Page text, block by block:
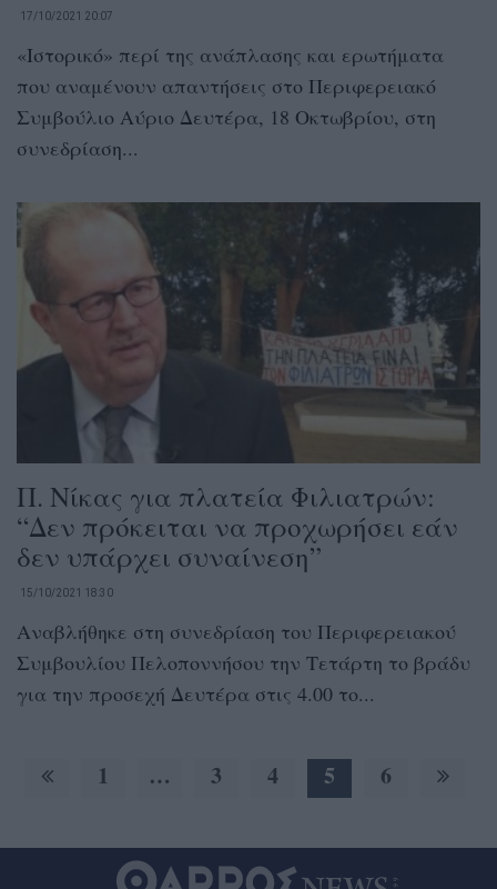
17/10/2021 20:07
«Ιστορικό» περί της ανάπλασης και ερωτήματα
που αναμένουν απαντήσεις στο Περιφερειακό
Συμβούλιο Αύριο Δευτέρα, 18 Οκτωβρίου, στη
συνεδρίαση...
Π. Νίκας για πλατεία Φιλιατρών:
“Δεν πρόκειται να προχωρήσει εάν
δεν υπάρχει συναίνεση”
15/10/2021 18:30
Αναβλήθηκε στη συνεδρίαση του Περιφερειακού
Συμβουλίου Πελοποννήσου την Τετάρτη το βράδυ
για την προσεχή Δευτέρα στις 4.00 το...
1 … 3 4 5 6